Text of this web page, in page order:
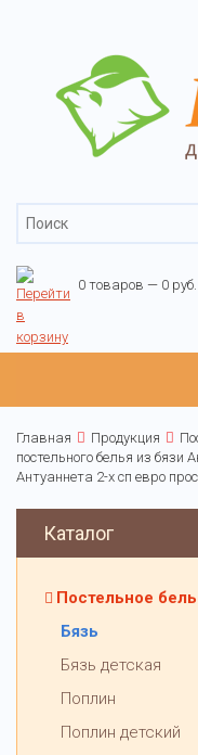
0 товаров — 0 руб.
Главная Продукция
постельного белья из бязи
Антуаннета 2-х сп евро
Каталог
Постельное
Бязь
Бязь детская
Поплин
Поплин детский